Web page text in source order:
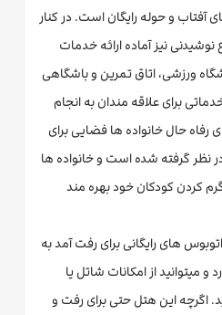
آفتاب و حوله رایگان است. در کنار
نوشیدنی نیز آماده ارائه خدمات
ورزشی، اتاق تمرین و باشگاهی
برای علاقه مندان به انجام
حال خانواده ها فضایی برای
نظر گرفته شده است و خانواده ها
کردن کودکان خود بهره مند
های رایگانی برای رفت آمد به
از امکانات شاتل یا
اگرچه این هتل حتی برای رفت و